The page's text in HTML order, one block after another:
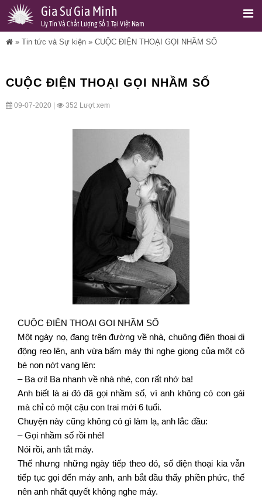
Gia Sư Gia Minh
Uy Tín Và Chất Lượng Số 1 Tại Việt Nam
» Tin tức và Sự kiện » CUỘC ĐIỆN THOẠI GỌI NHẦM SỐ
CUỘC ĐIỆN THOẠI GỌI NHẦM SỐ
09-07-2020 | 352 Lượt xem
CUỘC ĐIỆN THOẠI GỌI NHẦM SỐ
Một ngày nọ, đang trên đường về nhà, chuông điện thoại di
động reo lên, anh vừa bấm máy thì nghe giọng của một cô
bé non nớt vang lên:
– Ba ơi! Ba nhanh về nhà nhé, con rất nhớ ba!
Anh biết là ai đó đã gọi nhầm số, vì anh không có con gái
mà chỉ có một cậu con trai mới 6 tuổi.
Chuyện này cũng không có gì làm lạ, anh lắc đầu:
– Gọi nhầm số rồi nhé!
Nói rồi, anh tắt máy.
Thế nhưng những ngày tiếp theo đó, số điện thoại kia vẫn
tiếp tục gọi đến máy anh, anh bắt đầu thấy phiền phức, thế
nên anh nhất quyết không nghe máy.